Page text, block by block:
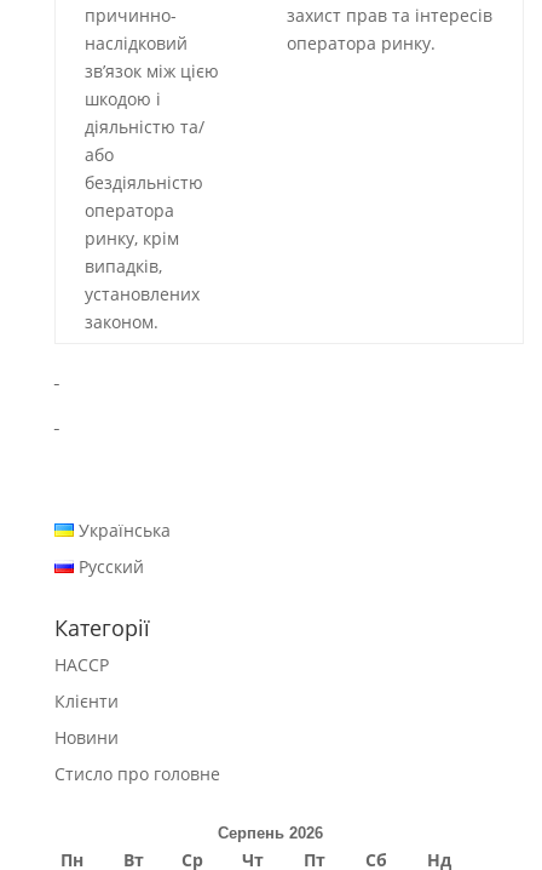
причинно-
наслідковий
зв’язок між цією
шкодою і
діяльністю та/
або
бездіяльністю
оператора
ринку, крім
випадків,
установлених
законом.
захист прав та інтересів
оператора ринку.
Українська
Русский
Категорії
HACCP
Клієнти
Новини
Стисло про головне
Серпень 2026
Пн Вт Ср Чт Пт Сб Нд